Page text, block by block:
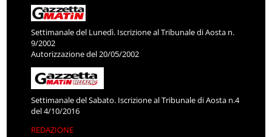
Settimanale del Lunedì. Iscrizione al Tribunale di Aosta n.
9/2002
Autorizzazione del 20/05/2002
Settimanale del Sabato. Iscrizione al Tribunale di Aosta n.4
del 4/10/2016
REDAZIONE